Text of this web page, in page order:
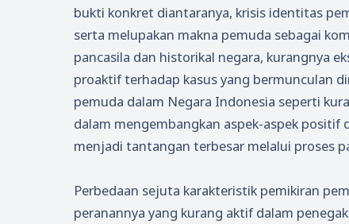
bukti konkret diantaranya, krisis identitas
serta melupakan makna pemuda sebagai
pancasila dan historikal negara, kurangnya
proaktif terhadap kasus yang bermunculan
pemuda dalam Negara Indonesia seperti
dalam mengembangkan aspek-aspek positif
menjadi tantangan terbesar melalui proses
Perbedaan sejuta karakteristik pemikiran
peranannya yang kurang aktif dalam